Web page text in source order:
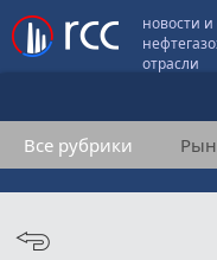
новости
отрасли
Все рубрики